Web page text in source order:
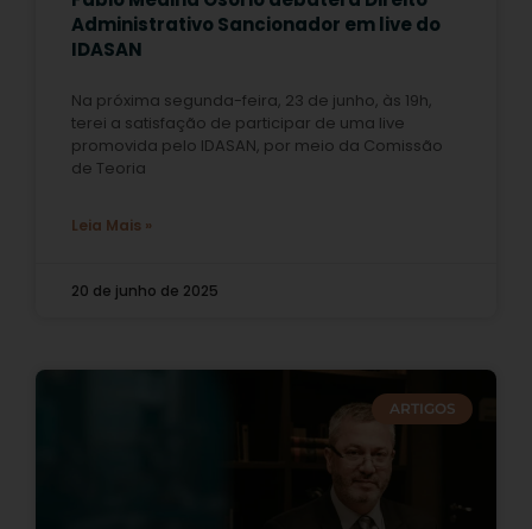
Administrativo Sancionador em live do
IDASAN
Na próxima segunda-feira, 23 de junho, às 19h,
terei a satisfação de participar de uma live
promovida pelo IDASAN, por meio da Comissão
de Teoria
Leia Mais »
20 de junho de 2025
ARTIGOS